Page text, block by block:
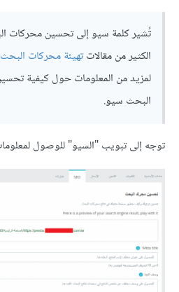
تُشير كلمة سيو إلى تحسين محركات
الكثير من مقالاتتهيئة محركات البحث SEO في أكاديمية حسوب
لمزيد من المعلومات حول كيفية
البحث سيو.
توجه إلى تبويب "السيو" للوصول